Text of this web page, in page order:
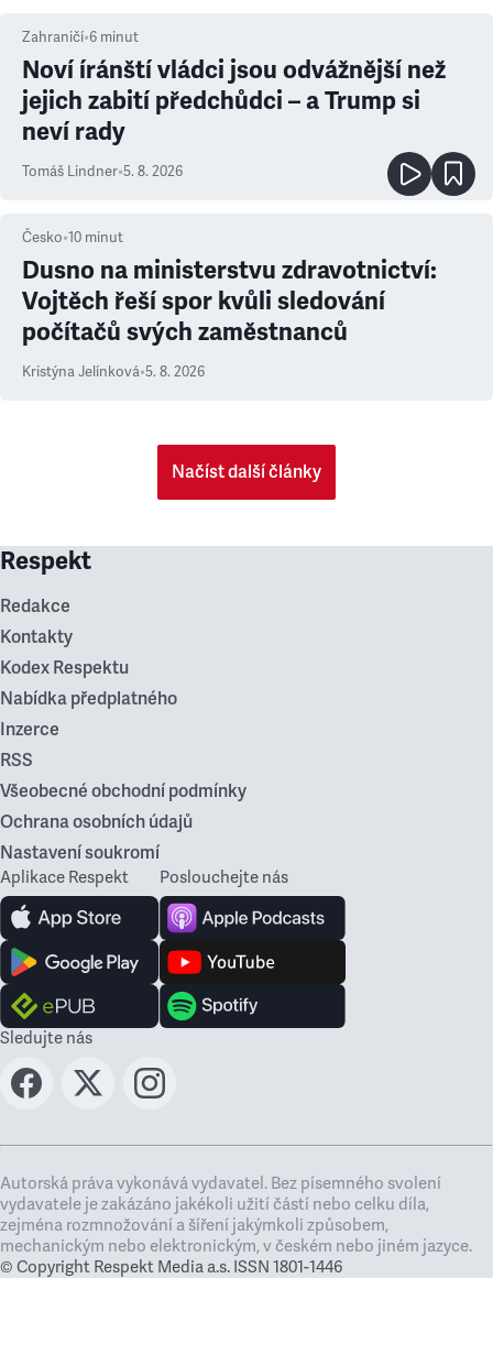
Zahraničí•6 minut
Noví íránští vládci jsou odvážnější než
jejich zabití předchůdci – a Trump si
neví rady
Tomáš Lindner•5. 8. 2026
Česko•10 minut
Dusno na ministerstvu zdravotnictví:
Vojtěch řeší spor kvůli sledování
počítačů svých zaměstnanců
Kristýna Jelínková•5. 8. 2026
Načíst další články
Respekt
Redakce
Kontakty
Kodex Respektu
Nabídka předplatného
Inzerce
RSS
Všeobecné obchodní podmínky
Ochrana osobních údajů
Nastavení soukromí
Aplikace Respekt Poslouchejte nás
Sledujte nás
Autorská práva vykonává vydavatel. Bez písemného svolení
vydavatele je zakázáno jakékoli užití částí nebo celku díla,
zejména rozmnožování a šíření jakýmkoli způsobem,
mechanickým nebo elektronickým, v českém nebo jiném jazyce.
© Copyright Respekt Media a.s. ISSN 1801-1446